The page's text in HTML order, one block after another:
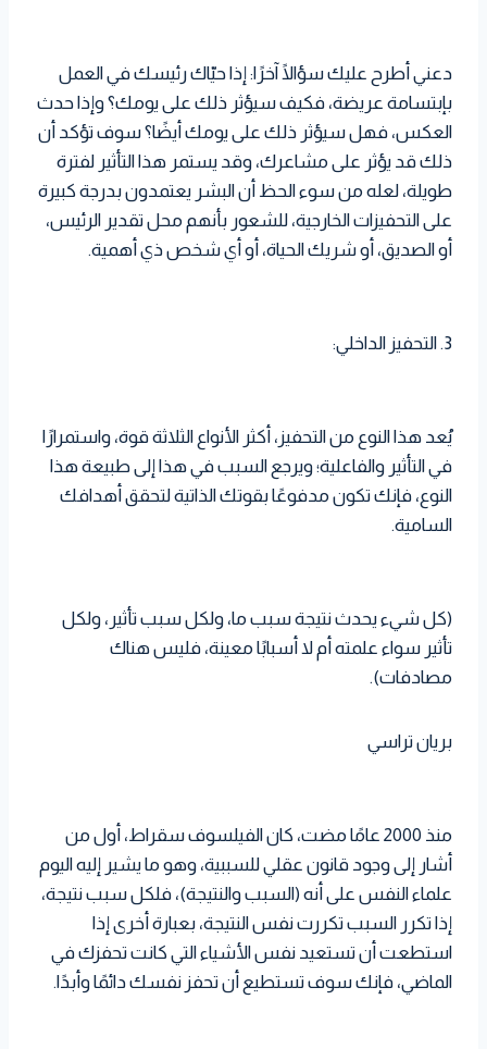
دعني أطرح عليك سؤالًا آخرًا: إذا حيّاك رئيسك في العمل
بإبتسامة عريضة، فكيف سيؤثر ذلك على يومك؟ وإذا حدث
العكس، فهل سيؤثر ذلك على يومك أيضًا؟ سوف تؤكد أن
ذلك قد يؤثر على مشاعرك، وقد يستمر هذا التأثير لفترة
طويلة، لعله من سوء الحظ أن البشر يعتمدون بدرجة كبيرة
على التحفيزات الخارجية، للشعور بأنهم محل تقدير الرئيس،
أو الصديق، أو شريك الحياة، أو أي شخص ذي أهمية.
3. التحفيز الداخلي:
يُعد هذا النوع من التحفيز، أكثر الأنواع الثلاثة قوة، واستمرارًا
في التأثير والفاعلية؛ ويرجع السبب في هذا إلى طبيعة هذا
النوع، فإنك تكون مدفوعًا بقوتك الذاتية لتحقق أهدافك
السامية.
(كل شيء يحدث نتيجة سبب ما، ولكل سبب تأثير، ولكل
تأثير سواء علمته أم لا أسبابًا معينة، فليس هناك
مصادفات).
بريان تراسي
منذ 2000 عامًا مضت، كان الفيلسوف سقراط، أول من
أشار إلى وجود قانون عقلي للسببية، وهو ما يشير إليه اليوم
علماء النفس على أنه (السبب والنتيجة)، فلكل سبب نتيجة،
إذا تكرر السبب تكررت نفس النتيجة، بعبارة أخرى إذا
استطعت أن تستعيد نفس الأشياء التي كانت تحفزك في
الماضي، فإنك سوف تستطيع أن تحفز نفسك دائمًا وأبدًا.